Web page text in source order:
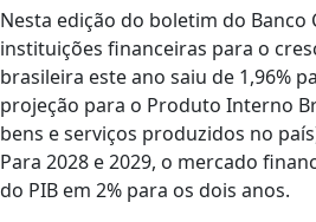
Nesta edição do boletim do Banco
instituições financeiras para o
brasileira este ano saiu de 1,96%
projeção para o Produto Interno
bens e serviços produzidos no
Para 2028 e 2029, o mercado
do PIB em 2% para os dois anos.